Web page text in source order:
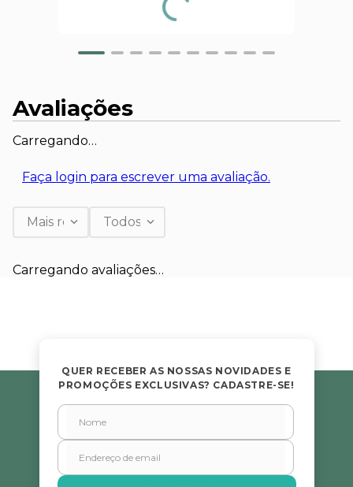
Avaliações
Carregando…
Faça login para escrever uma avaliação.
Mais recentesTodos
Carregando avaliações…
QUER RECEBER AS NOSSAS NOVIDADES E
PROMOÇÕES EXCLUSIVAS? CADASTRE-SE!